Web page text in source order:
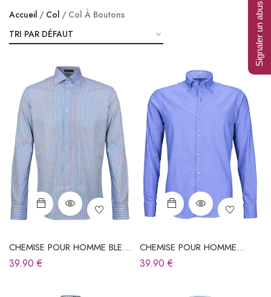
Accueil Col Col À Boutons
CHEMISE POUR HOMME BLEU
CIEL À RAYURES
39.90€
CHEMISE POUR HOMME
BLEUE À RAYURES
39.90€
Signaler un abus